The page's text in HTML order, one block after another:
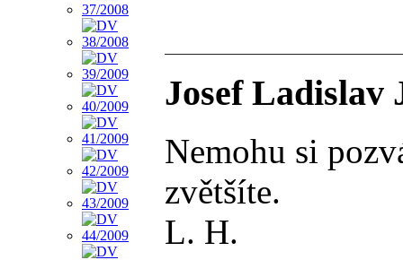
Josef Ladislav
Nemohu si
zvětšíte.
L. H.